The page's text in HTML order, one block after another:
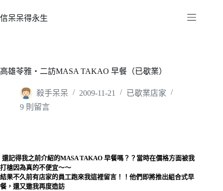
至
容
信呆呆得永生
高雄苓雅‧二訪MASA TAKAO 早餐（已歇業）
殺手呆呆 2009-11-21
已歇業店家
9 則留言
還記得我之前介紹的MASA TAKAO 早餐嗎？？當時在價格方面被我
打槍因為真的不便宜～～
結果不久前有店家的員工跑來我這裡留言！！他們即將推出組合式早
餐，還又邀我再度造訪